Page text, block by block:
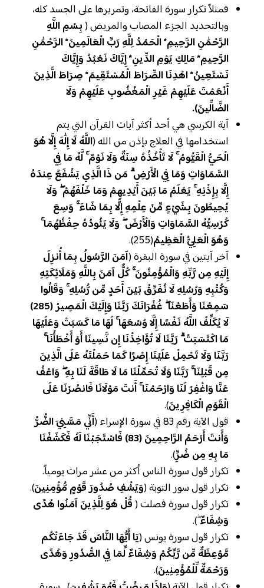
فمثلاً تكرار سورة الفاتحة، وتمريرها على الجسد كله،
وبالتحديد الجزء المصاب والمريض (بِسْمِ اللَّهِ
الرَّحْمَٰنِ الرَّحِيمِ* الْحَمْدُ لِلَّهِ رَبِّ الْعَالَمِينَ* الرَّحْمَٰنِ
الرَّحِيمِ* مَالِكِ يَوْمِ الدِّينِ* إِيَّاكَ نَعْبُدُ وَإِيَّاكَ
نَسْتَعِينُ* اهْدِنَا الصِّرَاطَ الْمُسْتَقِيمَ* صِرَاطَ الَّذِينَ
أَنْعَمْتَ عَلَيْهِمْ غَيْرِ الْمَغْضُوبِ عَلَيْهِمْ وَلَا
الضَّالِّينَ).
آية الكرسي هي أحد أكثر آيات القرآن التي يتم
استخدامها في العلاج بإذن من الله (اللَّهُ لَا إِلَٰهَ إِلَّا هُوَ
الْحَيُّ الْقَيُّومُ ۚ لَا تَأْخُذُهُ سِنَةٌ وَلَا نَوْمٌ ۚ لَّهُ مَا فِي
السَّمَاوَاتِ وَمَا فِي الْأَرْضِ ۗ مَن ذَا الَّذِي يَشْفَعُ عِندَهُ
إِلَّا بِإِذْنِهِ ۚ يَعْلَمُ مَا بَيْنَ أَيْدِيهِمْ وَمَا خَلْفَهُمْ ۖ وَلَا
يُحِيطُونَ بِشَيْءٍ مِّنْ عِلْمِهِ إِلَّا بِمَا شَاءَ ۚ وَسِعَ
كُرْسِيُّهُ السَّمَاوَاتِ وَالْأَرْضَ ۖ وَلَا يَئُودُهُ حِفْظُهُمَا ۚ
وَهُوَ الْعَلِيُّ الْعَظِيمُ(255).
آخر آيتين في سورة البقرة (آمَنَ الرَّسُولُ بِمَا أُنزِلَ
إِلَيْهِ مِن رَّبِّهِ وَالْمُؤْمِنُونَ ۚ كُلٌّ آمَنَ بِاللَّهِ وَمَلَائِكَتِهِ
وَكُتُبِهِ وَرُسُلِهِ لَا نُفَرِّقُ بَيْنَ أَحَدٍ مِّن رُّسُلِهِ ۚ وَقَالُوا
سَمِعْنَا وَأَطَعْنَا ۖ غُفْرَانَكَ رَبَّنَا وَإِلَيْكَ الْمَصِيرُ (285)
لَا يُكَلِّفُ اللَّهُ نَفْسًا إِلَّا وُسْعَهَا ۚ لَهَا مَا كَسَبَتْ وَعَلَيْهَا
مَا اكْتَسَبَتْ ۗ رَبَّنَا لَا تُؤَاخِذْنَا إِن نَّسِينَا أَوْ أَخْطَأْنَا ۚ
رَبَّنَا وَلَا تَحْمِلْ عَلَيْنَا إِصْرًا كَمَا حَمَلْتَهُ عَلَى الَّذِينَ
مِن قَبْلِنَا ۚ رَبَّنَا وَلَا تُحَمِّلْنَا مَا لَا طَاقَةَ لَنَا بِهِ ۖ وَاعْفُ
عَنَّا وَاغْفِرْ لَنَا وَارْحَمْنَا ۚ أَنتَ مَوْلَانَا فَانصُرْنَا عَلَى
الْقَوْمِ الْكَافِرِينَ).
قول الآية رقم 83 في سورة الإسراء (
أَنِّي مَسَّنِيَ الضُّرُّ
وَأَنتَ أَرْحَمُ الرَّاحِمِينَ (83) فَاسْتَجَبْنَا لَهُ فَكَشَفْنَا
مَا بِهِ مِن ضُرِِّ).
تكرار قول سورة الناس أكثر من عشر مرات يومياً.
تكرار قول سور التوبة (وَيَشْفِ صُدُورَ قَوْمٍ مُّؤْمِنِينَ).
تكرار قول سورة فصلت (قُلْ هُوَ لِلَّذِينَ آمَنُوا هُدًى
وَشِفَاءٌۖ).
تكرار قول سورة يونس (يَا أَيُّهَا النَّاسُ قَدْ جَاءَتْكُم
مَّوْعِظَةٌ مِّن رَّبِّكُمْ وَشِفَاءٌ لِّمَا فِي الصُّدُورِ وَهُدًى
وَرَحْمَةٌ لِّلْمُؤْمِنِينَ).